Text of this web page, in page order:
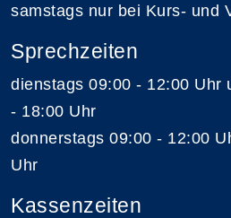
samstags nur bei Kurs- und
Sprechzeiten
dienstags 09:00 - 12:00 Uhr
- 18:00 Uhr
donnerstags 09:00 - 12:00
Uhr
Kassenzeiten